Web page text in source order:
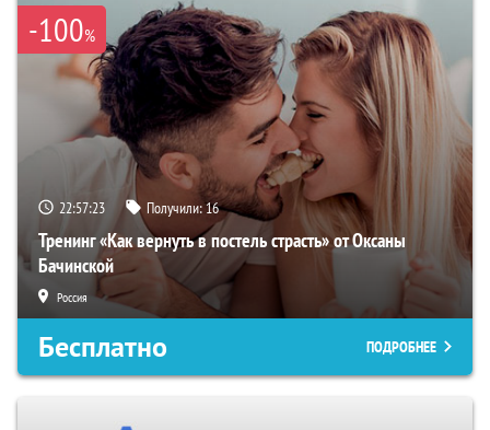
-100%
22:57:22 Получили:16
Тренинг «Как вернуть в постель страсть» от Оксаны
Бачинской
Россия
Бесплатно ПОДРОБНЕЕ